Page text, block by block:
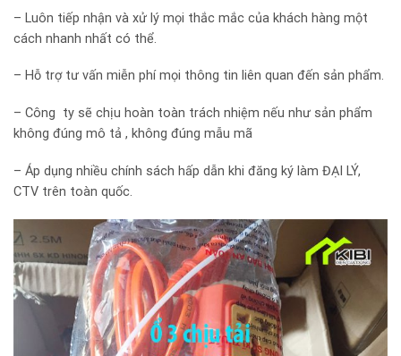
– Luôn tiếp nhận và xử lý mọi thắc mắc của khách hàng một
cách nhanh nhất có thể.
– Hỗ trợ tư vấn miễn phí mọi thông tin liên quan đến sản phẩm.
– Công ty sẽ chịu hoàn toàn trách nhiệm nếu như sản phẩm
không đúng mô tả , không đúng mẫu mã
– Áp dụng nhiều chính sách hấp dẫn khi đăng ký làm ĐẠI LÝ,
CTV trên toàn quốc.